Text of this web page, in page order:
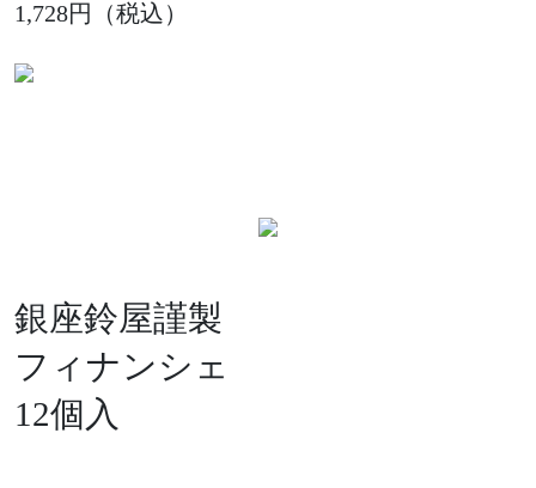
1,728円（税込）
銀座鈴屋謹製
フィナンシェ
12個入